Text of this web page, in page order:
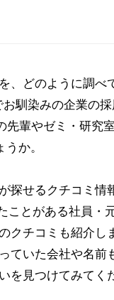
、どのように調べ
馴染みの企業の
先輩やゼミ・研究
か。
探せるクチコミ情
ことがある社員・
クチコミも紹介し
ていた会社や名前
見つけてみてく